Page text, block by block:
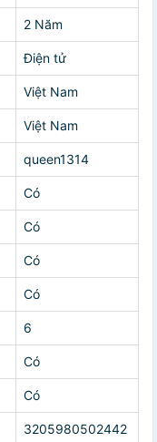
2 Năm
Điện tử
Việt Nam
Việt Nam
queen1314
Có
Có
Có
Có
6
Có
Có
3205980502442